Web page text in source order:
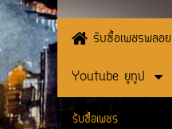
รับซื้อเพชรพลอย
Youtube ยูทูป
รับซื้อเพชร